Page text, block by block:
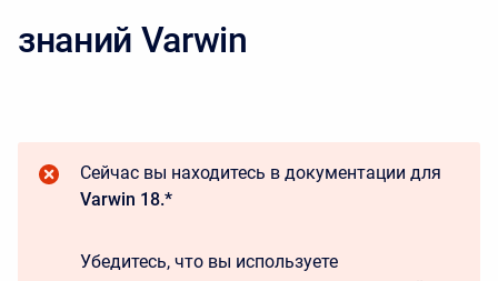
знаний Varwin
Сейчас вы находитесь в документации для
Varwin 18.*
Убедитесь, что вы используете